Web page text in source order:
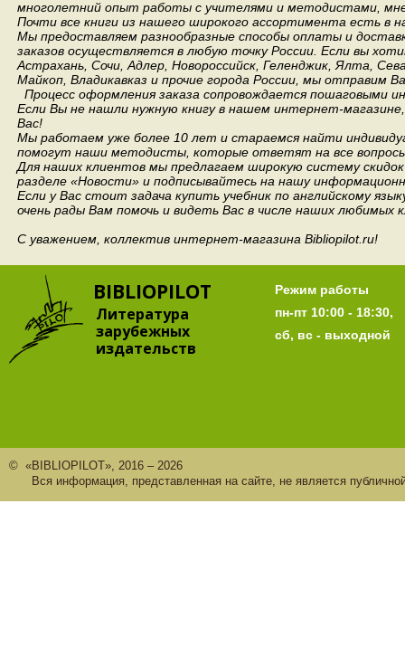
многолетний опыт работы с учителями и методистами,
Почти все книги из нашего широкого ассортимента есть в
Мы предоставляем разнообразные способы оплаты и
заказов осуществляется в любую точку России. Если вы
Астрахань, Сочи, Адлер, Новороссийск, Геленджик, Ялта,
Майкоп, Владикавказ и прочие города России, мы отправим
Процесс оформления заказа сопровождается пошаговыми
Если Вы не нашли нужную книгу в нашем интернет-
Вас!
Мы работаем уже более 10 лет и стараемся найти
помогут наши методисты, которые ответят на все
Для наших клиентов мы предлагаем широкую систему
разделе «Новости» и подписывайтесь на нашу
Если у Вас стоит задача купить учебник по английскому
очень рады Вам помочь и видеть Вас в числе наших любимых
С уважением, коллектив интернет-магазина Bibliopilot.ru!
BIBLIOPILOT
Литература
зарубежных
издательств
Режим работы
пн-пт 10:00 - 18:30,
сб, вс - выходной
© «BIBLIOPILOT», 2016 – 2026
Вся информация, представленная на сайте, не является